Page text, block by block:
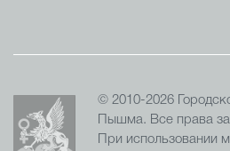
© 2010-2026
Пышма. Все права
При использовании